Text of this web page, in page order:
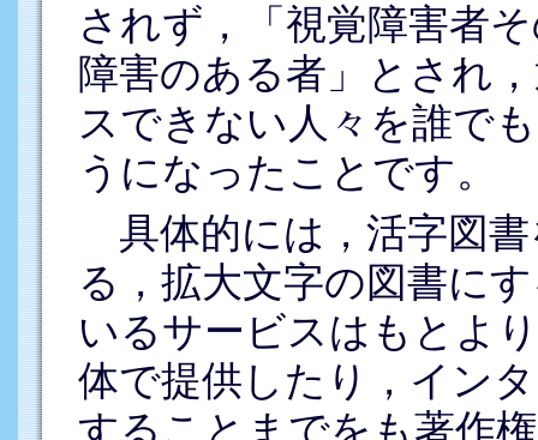
されず，「視覚障害者
障害のある者」とされ
スできない人々を誰で
うになったことです。
具体的には，活字図
る，拡大文字の図書に
いるサービスはもとよ
体で提供したり，イン
することまでをも著作